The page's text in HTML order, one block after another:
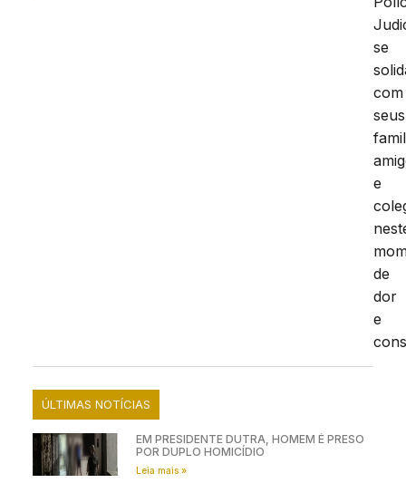
se
com
seus
e
de
dor
e
ÚLTIMAS NOTÍCIAS
EM PRESIDENTE DUTRA, HOMEM É PRESO
POR DUPLO HOMICÍDIO
Leia mais »